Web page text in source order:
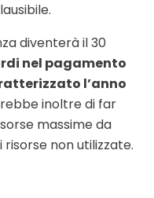
diventerà il 30
nel pagamento
l’anno
inoltre di far
massime da
non utilizzate.